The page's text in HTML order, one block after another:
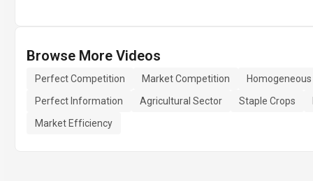
Browse More Videos
Perfect Competition Market Competition
Perfect Information
Agricultural Sector Staple Crops
Market Efficiency